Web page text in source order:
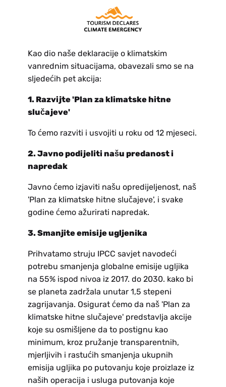
Kao dio naše deklaracije o klimatskim
vanrednim situacijama, obavezali smo se na
sljedećih pet akcija:
1. Razvijte 'Plan za klimatske hitne
slučajeve'
To ćemo razviti i usvojiti u roku od 12 mjeseci.
2. Javno podijeliti našu predanost i
napredak
Javno ćemo izjaviti našu opredijeljenost, naš
'Plan za klimatske hitne slučajeve', i svake
godine ćemo ažurirati napredak.
3. Smanjite emisije ugljenika
Prihvatamo struju IPCC savjetnavodeći
potrebu smanjenja globalne emisije ugljika
na 55% ispod nivoa iz 2017. do 2030. kako bi
se planeta zadržala unutar 1,5 stepeni
zagrijavanja. Osigurat ćemo da naš 'Plan za
klimatske hitne slučajeve' predstavlja akcije
koje su osmišljene da to postignu kao
minimum, kroz pružanje transparentnih,
mjerljivih i rastućih smanjenja ukupnih
emisija ugljika po putovanju koje proizlaze iz
naših operacija i usluga putovanja koje